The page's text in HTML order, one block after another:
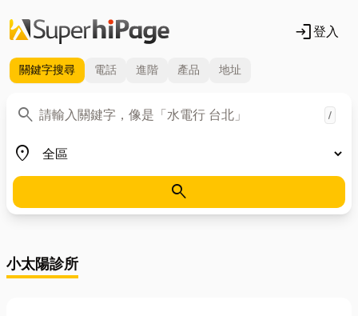
login登入
關鍵字搜尋 電話 進階 產品 地址
search
關鍵字 /
place
地區
search
小太陽診所